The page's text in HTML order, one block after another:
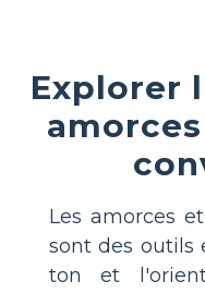
Explorer
Les amorces
sont des outils
ton et